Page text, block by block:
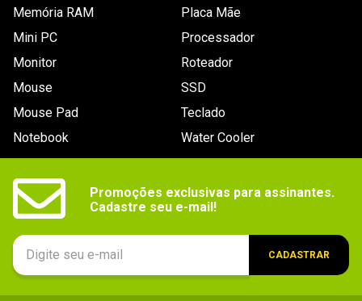
- 2x Thunderbolt 3 / USB-C v3.1.
Requisitos do sistema:
- Espaço livre mínimo no disco: 600 MB
- Computador com porta Thunderbolt 3, USB-C, USB
Memória RAM
Mini PC
Monitor
Mouse
Mouse Pad
Notebook
Placa Mãe
Processador
Roteador
SSD
Teclado
Water Cooler
Promoções exclusivas para assinantes.
Cadastre seu e-mail!
CADASTRAR